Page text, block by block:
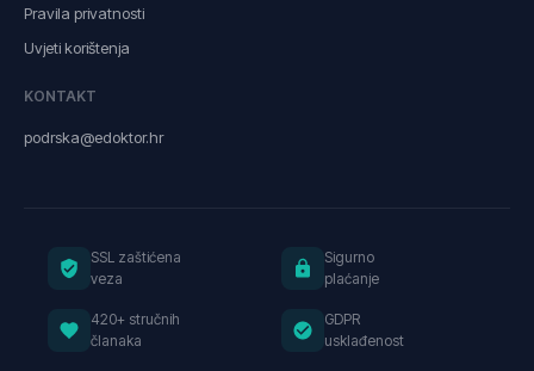
Pravila privatnosti
Uvjeti korištenja
KONTAKT
podrska@edoktor.hr
SSL zaštićena
veza
Sigurno
plaćanje
420+ stručnih
članaka
GDPR
usklađenost